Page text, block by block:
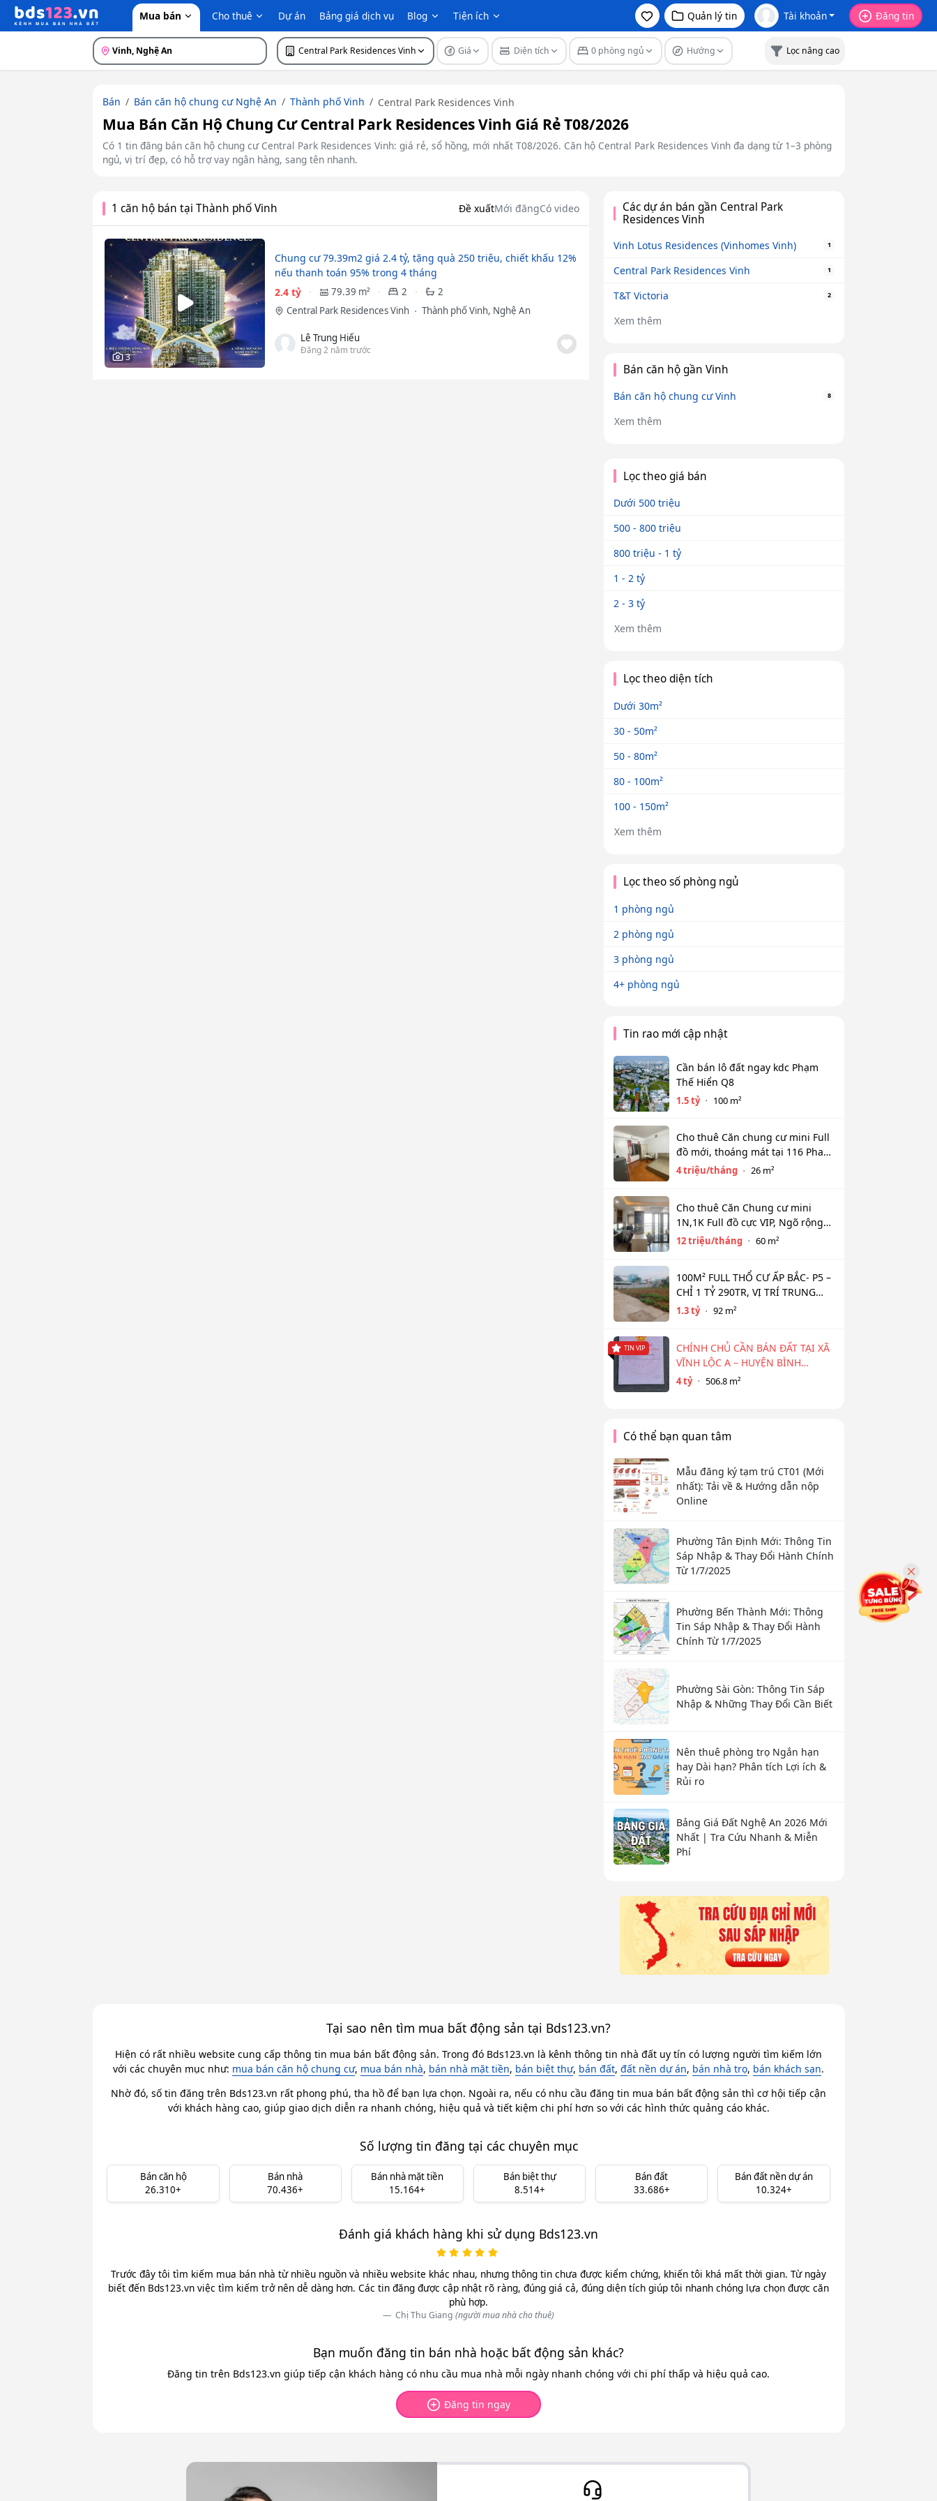
Mua bán Cho thuê Dự án Bảng giá dịch vụ Blog Tiện ích Quản lý tin Tài khoản Đăng tin
Vinh, Nghệ An Central Park Residences Vinh Giá Diện tích 0 phòng ngủ Hướng Lọc nâng cao
Bán Bán căn hộ chung cư Nghệ An Thành phố Vinh Central Park Residences Vinh
Mua Bán Căn Hộ Chung Cư Central Park Residences Vinh Giá Rẻ T08/2026
Có 1 tin đăng bán căn hộ chung cư Central Park Residences Vinh: giá rẻ, sổ hồng, mới nhất T08/2026. Căn hộ Central Park Residences Vinh đa dạng từ 1–3 phòng
ngủ, vị trí đẹp, có hỗ trợ vay ngân hàng, sang tên nhanh.
1 căn hộ bán tại Thành phố Vinh Đề xuấtMới đăngCó video
3
Chung cư 79.39m2 giá 2.4 tỷ, tặng quà 250 triệu, chiết khấu 12%
nếu thanh toán 95% trong 4 tháng
2.4 tỷ
79.39 m² 2
2
Central Park Residences Vinh
Thành phố Vinh, Nghệ An
Lê Trung Hiếu
Đăng 2 năm trước
Các dự án bán gần Central Park
Residences Vinh
Vinh Lotus Residences (Vinhomes Vinh) 1
Central Park Residences Vinh 1
T&T Victoria 2
Xem thêm
Bán căn hộ gần Vinh
Bán căn hộ chung cư Vinh 8
Xem thêm
Lọc theo giá bán
Dưới 500 triệu
500 - 800 triệu
800 triệu - 1 tỷ
1 - 2 tỷ
2 - 3 tỷ
Xem thêm
Lọc theo diện tích
Dưới 30m²
30 - 50m²
50 - 80m²
80 - 100m²
100 - 150m²
Xem thêm
Lọc theo số phòng ngủ
1 phòng ngủ
2 phòng ngủ
3 phòng ngủ
4+ phòng ngủ
Tin rao mới cập nhật
Cần bán lô đất ngay kdc Phạm
Thế Hiển Q8
1.5 tỷ 100 m²
Cho thuê Căn chung cư mini Full
đồ mới, thoáng mát tại 116 Phan
Kế Bính, Ba Đình. Chỉ 4 tr
4 triệu/tháng 26 m²
Cho thuê Căn Chung cư mini
1N,1K Full đồ cực VIP, Ngõ rộng
View toàn mặt hồ Tây. Chỉ 12tr
12 triệu/tháng 60 m²
100M² FULL THỔ CƯ ẤP BẮC- P5 –
CHỈ 1 TỶ 290TR, VỊ TRÍ TRUNG
TÂM NGÂN HÀNG HỖ TRỢ 800TR
1.3 tỷ 92 m²
TIN VIP
CHÍNH CHỦ CẦN BÁN ĐẤT TẠI XÃ
VĨNH LỘC A – HUYỆN BÌNH
CHÁNH
4 tỷ 506.8 m²
Có thể bạn quan tâm
Mẫu đăng ký tạm trú CT01 (Mới
nhất): Tải về & Hướng dẫn nộp
Online
Phường Tân Định Mới: Thông Tin
Sáp Nhập & Thay Đổi Hành Chính
Từ 1/7/2025
Phường Bến Thành Mới: Thông
Tin Sáp Nhập & Thay Đổi Hành
Chính Từ 1/7/2025
Phường Sài Gòn: Thông Tin Sáp
Nhập & Những Thay Đổi Cần Biết
Nên thuê phòng trọ Ngắn hạn
hay Dài hạn? Phân tích Lợi ích &
Rủi ro
Bảng Giá Đất Nghệ An 2026 Mới
Nhất | Tra Cứu Nhanh & Miễn
Phí
Tại sao nên tìm mua bất động sản tại Bds123.vn?
Hiện có rất nhiều website cung cấp thông tin mua bán bất động sản. Trong đó Bds123.vn là kênh thông tin nhà đất uy tín có lượng người tìm kiếm lớn
với các chuyên mục như: mua bán căn hộ chung cư, mua bán nhà, bán nhà mặt tiền, bán biệt thự, bán đất, đất nền dự án, bán nhà trọ, bán khách sạn.
Nhờ đó, số tin đăng trên Bds123.vn rất phong phú, tha hồ để bạn lựa chọn. Ngoài ra, nếu có nhu cầu đăng tin mua bán bất động sản thì cơ hội tiếp cận
với khách hàng cao, giúp giao dịch diễn ra nhanh chóng, hiệu quả và tiết kiệm chi phí hơn so với các hình thức quảng cáo khác.
Số lượng tin đăng tại các chuyên mục
Bán căn hộ
26.310+
Bán nhà
70.436+
Bán nhà mặt tiền
15.164+
Bán biệt thự
8.514+
Bán đất
33.686+
Bán đất nền dự án
10.324+
Đánh giá khách hàng khi sử dụng Bds123.vn
Trước đây tôi tìm kiếm mua bán nhà từ nhiều nguồn và nhiều website khác nhau, nhưng thông tin chưa được kiểm chứng, khiến tôi khá mất thời gian. Từ ngày
biết đến Bds123.vn việc tìm kiếm trở nên dễ dàng hơn. Các tin đăng được cập nhật rõ ràng, đúng giá cả, đúng diện tích giúp tôi nhanh chóng lựa chọn được căn
phù hợp.
Chị Thu Giang (người mua nhà cho thuê)
Bạn muốn đăng tin bán nhà hoặc bất động sản khác?
Đăng tin trên Bds123.vn giúp tiếp cận khách hàng có nhu cầu mua nhà mỗi ngày nhanh chóng với chi phí thấp và hiệu quả cao.
Đăng tin ngay